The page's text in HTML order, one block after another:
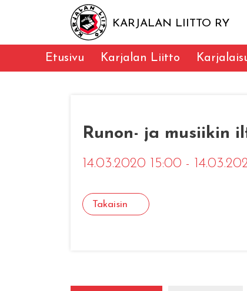
KARJALAN LIITTO RY
Etusivu Karjalan Liitto
Runon- ja musiikin
14.03.2020 15:00 -
Takaisin